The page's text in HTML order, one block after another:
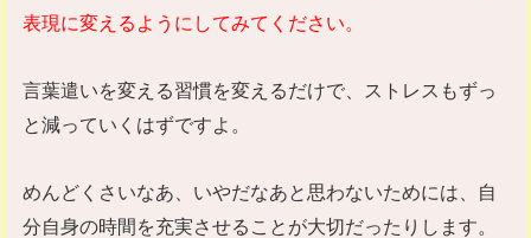
表現に変えるようにしてみてください。
言葉遣いを変える習慣を変えるだけで、ストレスもずっ
と減っていくはずですよ。
めんどくさいなあ、いやだなあと思わないためには、自
分自身の時間を充実させることが大切だったりします。